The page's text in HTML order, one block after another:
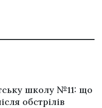
школу №11: що
обстрілів